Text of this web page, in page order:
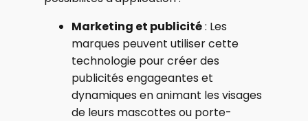
Marketing et publicité: Les
marques peuvent utiliser cette
technologie pour créer des
publicités engageantes et
dynamiques en animant les visages
de leurs mascottes ou porte-